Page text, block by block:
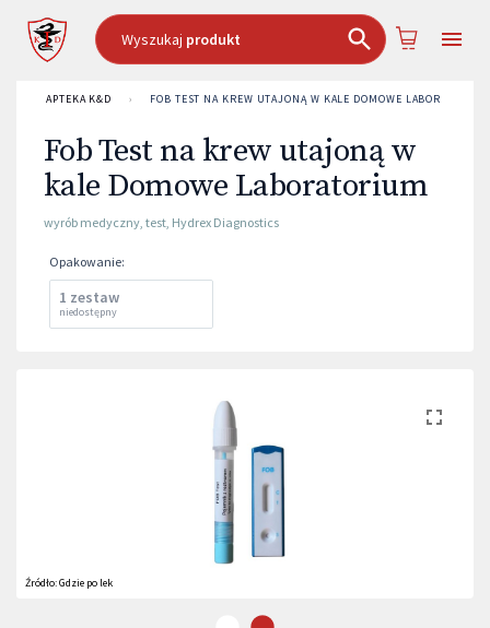
Wyszukaj produkt
APTEKA K&D › FOB TEST NA KREW UTAJONĄ W KALE DOMOWE LABORATORIUM
Fob Test na krew utajoną w
kale Domowe Laboratorium
wyrób medyczny, test, Hydrex Diagnostics
Opakowanie:
1 zestaw
niedostępny
Źródło:Gdzie po lek